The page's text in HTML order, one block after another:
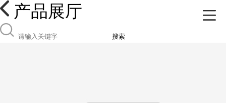
产品展厅
搜索